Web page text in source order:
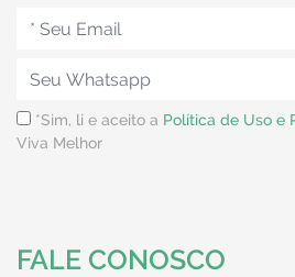
*Sim, li e aceito a Política de Uso e
Viva Melhor
FALE CONOSCO